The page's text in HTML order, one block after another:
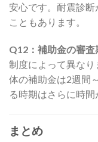
安心です。耐震診
こともあります。
Q12：補助金の審査
制度によって異な
体の補助金は2週間
る時期はさらに時間
まとめ